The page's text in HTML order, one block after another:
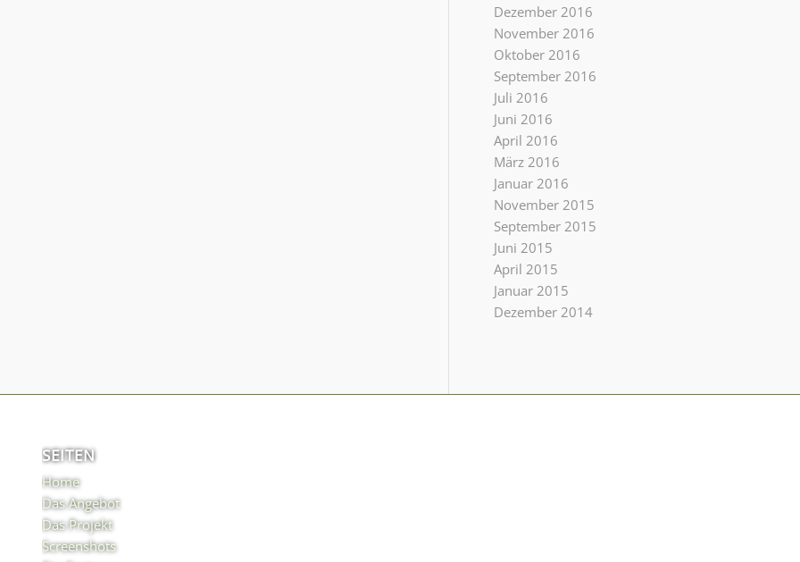
Dezember 2016
November 2016
Oktober 2016
September 2016
Juli 2016
Juni 2016
April 2016
März 2016
Januar 2016
November 2015
September 2015
Juni 2015
April 2015
Januar 2015
Dezember 2014
SEITEN
Home
Das Angebot
Das Projekt
Screenshots